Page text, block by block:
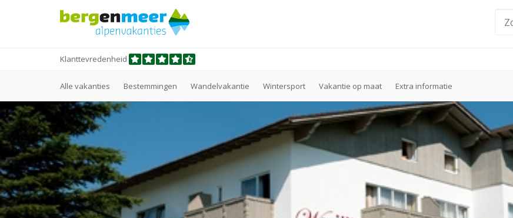
Klanttevredenheid
Alle vakanties Bestemmingen Wandelvakantie Wintersport Vakantie op maat Extra informatie